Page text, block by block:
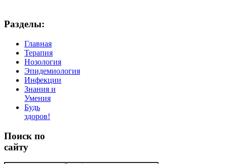
Разделы:
Главная
Терапия
Нозология
Эпидемиология
Инфекции
Знания и
Умения
Будь
здоров!
Поиск по
сайту